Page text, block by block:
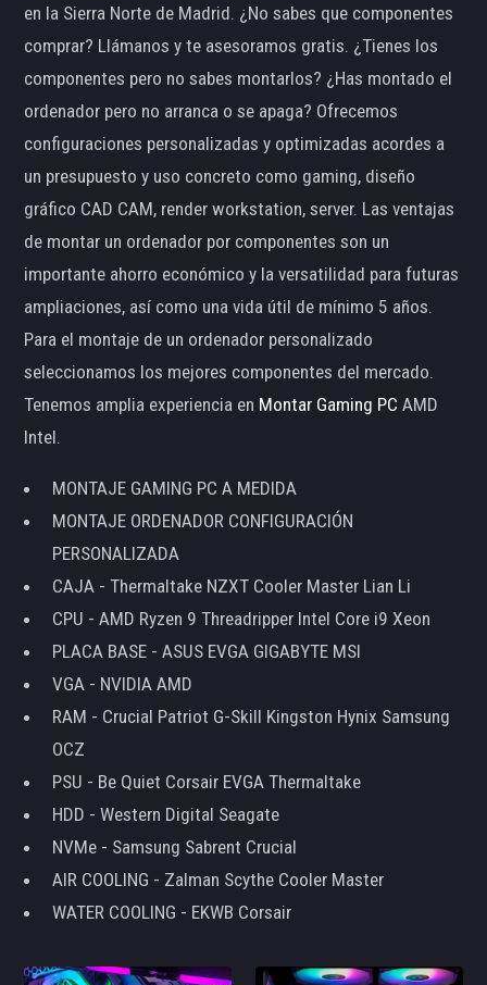
en la Sierra Norte de Madrid. ¿No sabes que componentes
comprar? Llámanos y te asesoramos gratis. ¿Tienes los
componentes pero no sabes montarlos? ¿Has montado el
ordenador pero no arranca o se apaga? Ofrecemos
configuraciones personalizadas y optimizadas acordes a
un presupuesto y uso concreto como gaming, diseño
gráfico CAD CAM, render workstation, server. Las ventajas
de montar un ordenador por componentes son un
importante ahorro económico y la versatilidad para futuras
ampliaciones, así como una vida útil de mínimo 5 años.
Para el montaje de un ordenador personalizado
seleccionamos los mejores componentes del mercado.
Tenemos amplia experiencia en Montar Gaming PC AMD
Intel.
MONTAJE GAMING PC A MEDIDA
MONTAJE ORDENADOR CONFIGURACIÓN
PERSONALIZADA
CAJA - Thermaltake NZXT Cooler Master Lian Li
CPU - AMD Ryzen 9 Threadripper Intel Core i9 Xeon
PLACA BASE - ASUS EVGA GIGABYTE MSI
VGA - NVIDIA AMD
RAM - Crucial Patriot G-Skill Kingston Hynix Samsung
OCZ
PSU - Be Quiet Corsair EVGA Thermaltake
HDD - Western Digital Seagate
NVMe - Samsung Sabrent Crucial
AIR COOLING - Zalman Scythe Cooler Master
WATER COOLING - EKWB Corsair